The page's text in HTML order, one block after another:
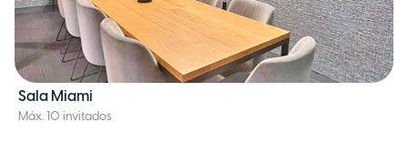
Sala Miami
Máx. 10 invitados